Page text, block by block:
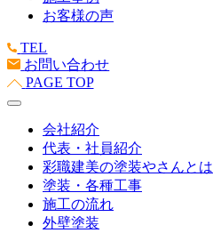
お客様の声
TEL
お問い合わせ
PAGE TOP
会社紹介
代表・社員紹介
彩職建美の塗装やさんとは
塗装・各種工事
施工の流れ
外壁塗装